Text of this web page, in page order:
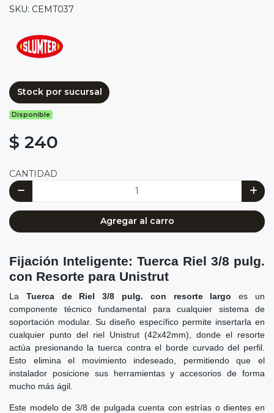
SKU: CEMT037
Stock por sucursal
Disponible
$ 240
CANTIDAD
Agregar al carro
Fijación Inteligente: Tuerca Riel 3/8 pulg.
con Resorte para Unistrut
La Tuerca de Riel 3/8 pulg. con resorte largo es un
componente técnico fundamental para cualquier sistema de
soportación modular. Su diseño específico permite insertarla en
cualquier punto del riel Unistrut (42x42mm), donde el resorte
actúa presionando la tuerca contra el borde curvado del perfil.
Esto elimina el movimiento indeseado, permitiendo que el
instalador posicione sus herramientas y accesorios de forma
mucho más ágil.
Este modelo de 3/8 de pulgada cuenta con estrías o dientes en